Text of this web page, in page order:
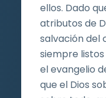
ellos. Dado
atributos de
salvación del
siempre
el evangelio
que el Dios